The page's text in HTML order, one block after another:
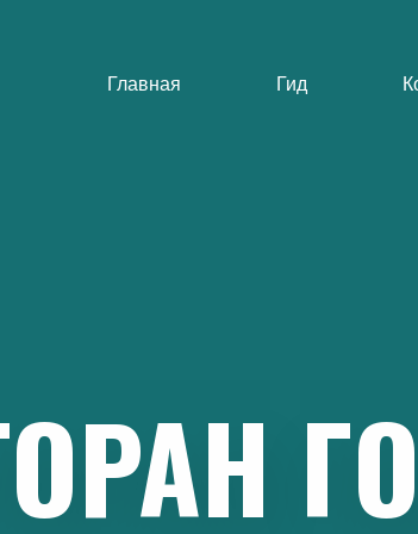
Главная Гид